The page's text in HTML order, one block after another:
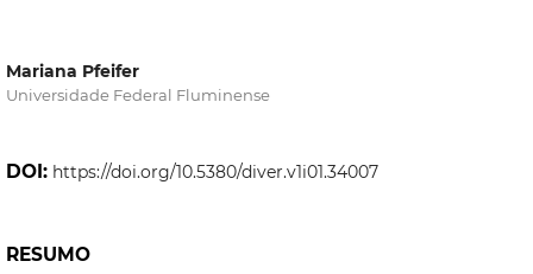
Mariana Pfeifer
Universidade Federal Fluminense
DOI: https://doi.org/10.5380/diver.v1i01.34007
RESUMO